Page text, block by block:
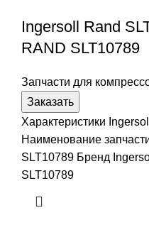
Ingersoll Rand
RAND SLT10789
Запчасти для
Заказать
Характеристики
Наименование
SLT10789 Бренд
SLT10789